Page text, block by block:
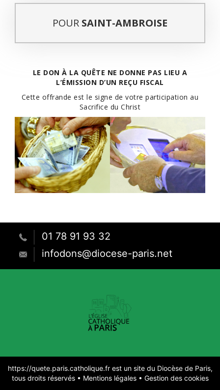
POUR SAINT-AMBROISE
LE DON À LA QUÊTE NE DONNE PAS LIEU A
L’ÉMISSION D’UN REÇU FISCAL
Cette offrande est le signe de votre participation au
Sacrifice du Christ
01 78 91 93 32
infodons@diocese-paris.net
https://quete.paris.catholique.fr est un site du Diocèse de Paris,
tous droits réservés • Mentions légales• Gestion des cookies